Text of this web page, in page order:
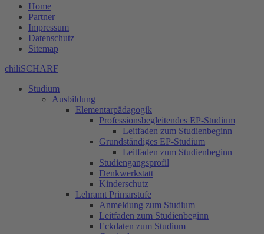
Home
Partner
Impressum
Datenschutz
Sitemap
chiliSCHARF
Studium
Ausbildung
Elementarpädagogik
Professionsbegleitendes EP-Studium
Leitfaden zum Studienbeginn
Grundständiges EP-Studium
Leitfaden zum Studienbeginn
Studiengangsprofil
Denkwerkstatt
Kinderschutz
Lehramt Primarstufe
Anmeldung zum Studium
Leitfaden zum Studienbeginn
Eckdaten zum Studium